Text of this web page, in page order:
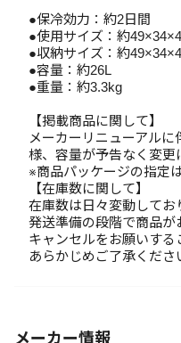
●保冷効力：約2日間
●使用サイズ：約
●収納サイズ：約
●容量：約26L
●重量：約3.3kg
【掲載商品に関して】
メーカーリニューアル
様、容量が予告なく変更
※商品パッケージの指定
【在庫数に関して】
在庫数は日々変動してお
発送準備の段階で商品
キャンセルをお願いする
あらかじめご了承くださ
メーカー情報